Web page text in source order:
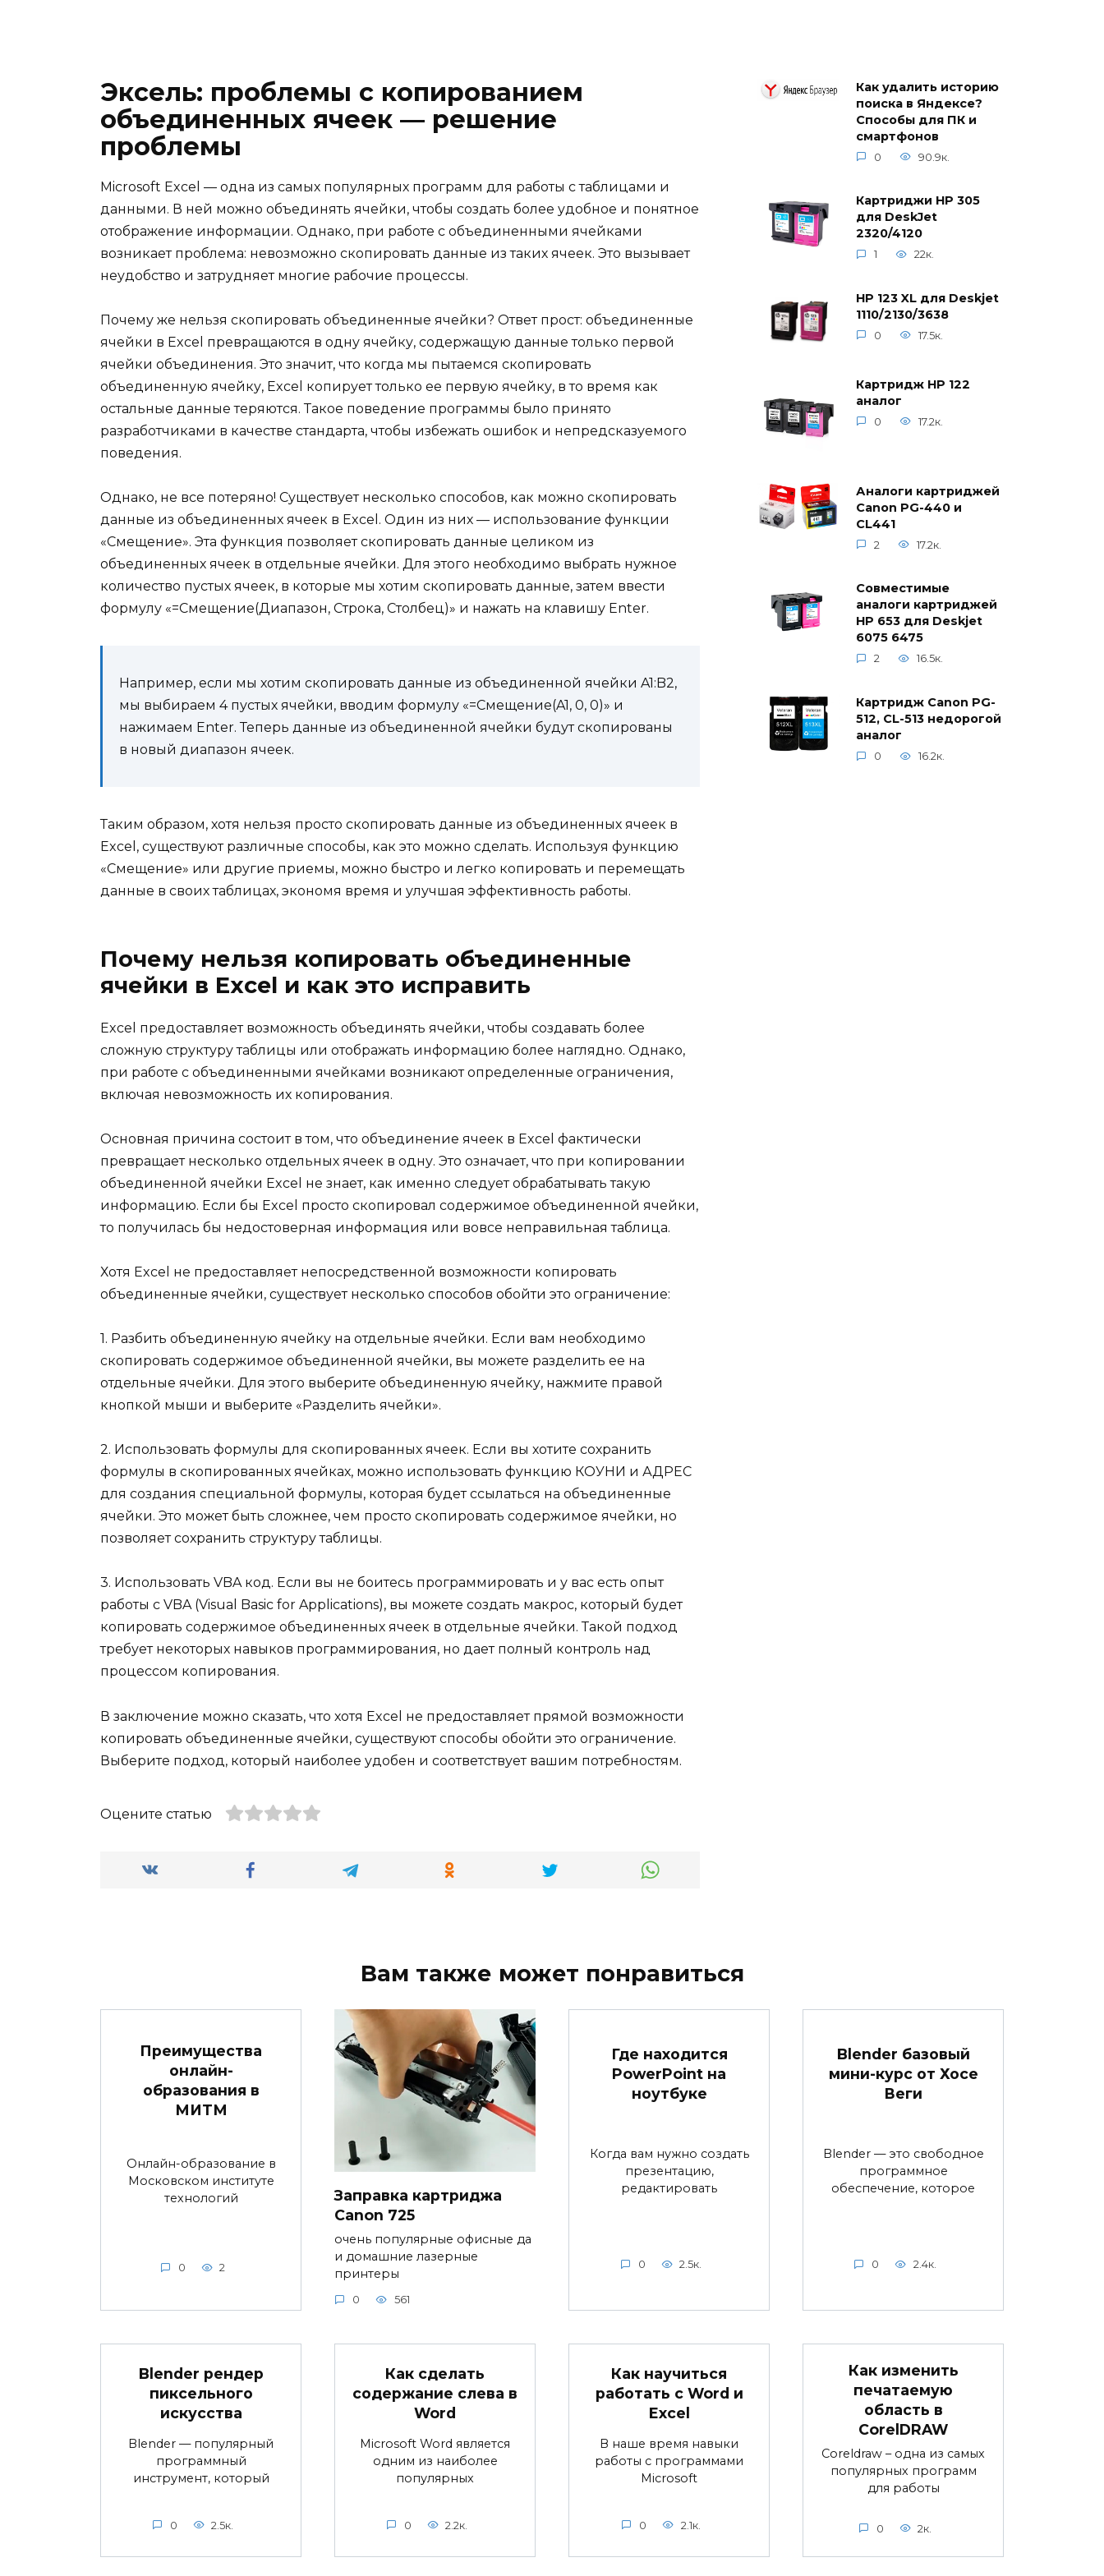
Эксель: проблемы с копированием
объединенных ячеек — решение
проблемы
Microsoft Excel — одна из самых популярных программ для работы с таблицами и
данными. В ней можно объединять ячейки, чтобы создать более удобное и понятное
отображение информации. Однако, при работе с объединенными ячейками
возникает проблема: невозможно скопировать данные из таких ячеек. Это вызывает
неудобство и затрудняет многие рабочие процессы.
Почему же нельзя скопировать объединенные ячейки? Ответ прост: объединенные
ячейки в Excel превращаются в одну ячейку, содержащую данные только первой
ячейки объединения. Это значит, что когда мы пытаемся скопировать
объединенную ячейку, Excel копирует только ее первую ячейку, в то время как
остальные данные теряются. Такое поведение программы было принято
разработчиками в качестве стандарта, чтобы избежать ошибок и непредсказуемого
поведения.
Однако, не все потеряно! Существует несколько способов, как можно скопировать
данные из объединенных ячеек в Excel. Один из них — использование функции
«Смещение». Эта функция позволяет скопировать данные целиком из
объединенных ячеек в отдельные ячейки. Для этого необходимо выбрать нужное
количество пустых ячеек, в которые мы хотим скопировать данные, затем ввести
формулу «=Смещение(Диапазон, Строка, Столбец)» и нажать на клавишу Enter.
Например, если мы хотим скопировать данные из объединенной ячейки A1:B2,
мы выбираем 4 пустых ячейки, вводим формулу «=Смещение(A1, 0, 0)» и
нажимаем Enter. Теперь данные из объединенной ячейки будут скопированы
в новый диапазон ячеек.
Таким образом, хотя нельзя просто скопировать данные из объединенных ячеек в
Excel, существуют различные способы, как это можно сделать. Используя функцию
«Смещение» или другие приемы, можно быстро и легко копировать и перемещать
данные в своих таблицах, экономя время и улучшая эффективность работы.
Почему нельзя копировать объединенные
ячейки в Excel и как это исправить
Excel предоставляет возможность объединять ячейки, чтобы создавать более
сложную структуру таблицы или отображать информацию более наглядно. Однако,
при работе с объединенными ячейками возникают определенные ограничения,
включая невозможность их копирования.
Основная причина состоит в том, что объединение ячеек в Excel фактически
превращает несколько отдельных ячеек в одну. Это означает, что при копировании
объединенной ячейки Excel не знает, как именно следует обрабатывать такую
информацию. Если бы Excel просто скопировал содержимое объединенной ячейки,
то получилась бы недостоверная информация или вовсе неправильная таблица.
Хотя Excel не предоставляет непосредственной возможности копировать
объединенные ячейки, существует несколько способов обойти это ограничение:
1. Разбить объединенную ячейку на отдельные ячейки. Если вам необходимо
скопировать содержимое объединенной ячейки, вы можете разделить ее на
отдельные ячейки. Для этого выберите объединенную ячейку, нажмите правой
кнопкой мыши и выберите «Разделить ячейки».
2. Использовать формулы для скопированных ячеек. Если вы хотите сохранить
формулы в скопированных ячейках, можно использовать функцию КОУНИ и АДРЕС
для создания специальной формулы, которая будет ссылаться на объединенные
ячейки. Это может быть сложнее, чем просто скопировать содержимое ячейки, но
позволяет сохранить структуру таблицы.
3. Использовать VBA код. Если вы не боитесь программировать и у вас есть опыт
работы с VBA (Visual Basic for Applications), вы можете создать макрос, который будет
копировать содержимое объединенных ячеек в отдельные ячейки. Такой подход
требует некоторых навыков программирования, но дает полный контроль над
процессом копирования.
В заключение можно сказать, что хотя Excel не предоставляет прямой возможности
копировать объединенные ячейки, существуют способы обойти это ограничение.
Выберите подход, который наиболее удобен и соответствует вашим потребностям.
Оцените статью
Как удалить историю
поиска в Яндексе?
Способы для ПК и
смартфонов
0 90.9к.
Картриджи HP 305
для DeskJet
2320/4120
1 22к.
HP 123 XL для Deskjet
1110/2130/3638
0 17.5к.
Картридж HP 122
аналог
0 17.2к.
Аналоги картриджей
Canon PG-440 и
CL441
2 17.2к.
Совместимые
аналоги картриджей
HP 653 для Deskjet
6075 6475
2 16.5к.
Картридж Canon PG-
512, CL-513 недорогой
аналог
0 16.2к.
Вам также может понравиться
Преимущества
онлайн-
образования в
МИТМ
Онлайн-образование в
Московском институте
технологий
0 2
Заправка картриджа
Canon 725
очень популярные офисные да
и домашние лазерные
принтеры
0 561
Где находится
PowerPoint на
ноутбуке
Когда вам нужно создать
презентацию,
редактировать
0 2.5к.
Blender базовый
мини-курс от Хосе
Веги
Blender — это свободное
программное
обеспечение, которое
0 2.4к.
Blender рендер
пиксельного
искусства
Blender — популярный
программный
инструмент, который
0 2.5к.
Как сделать
содержание слева в
Word
Microsoft Word является
одним из наиболее
популярных
0 2.2к.
Как научиться
работать с Word и
Excel
В наше время навыки
работы с программами
Microsoft
0 2.1к.
Как изменить
печатаемую
область в
CorelDRAW
Coreldraw – одна из самых
популярных программ
для работы
0 2к.